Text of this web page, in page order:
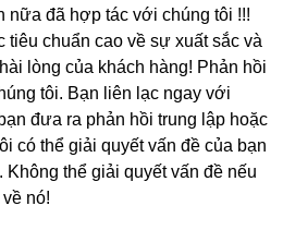
nữa đã hợp tác với chúng tôi !!!
tiêu chuẩn cao về sự xuất sắc và
lòng của khách hàng! Phản hồi
tôi. Bạn liên lạc ngay với
đưa ra phản hồi trung lập hoặc
có thể giải quyết vấn đề của bạn
Không thể giải quyết vấn đề nếu
nó!